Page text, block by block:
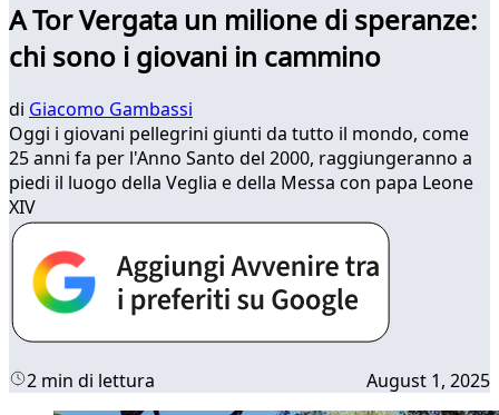
A Tor Vergata un milione di speranze:
chi sono i giovani in cammino
di Giacomo Gambassi
Oggi i giovani pellegrini giunti da tutto il mondo, come
25 anni fa per l'Anno Santo del 2000, raggiungeranno a
piedi il luogo della Veglia e della Messa con papa Leone
XIV
2 min di lettura August 1, 2025